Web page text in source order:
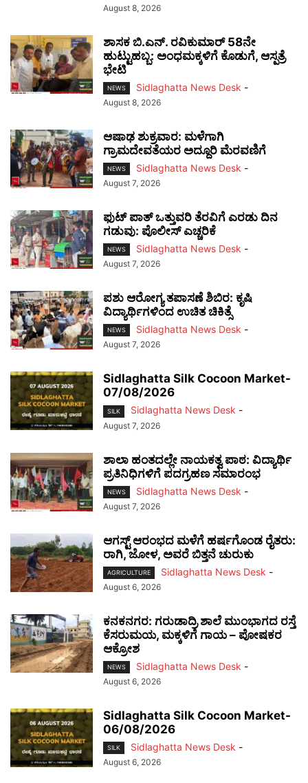
August 8, 2026
ಶಾಸಕ ಬಿ.ಎನ್. ರವಿಕುಮಾರ್ 58ನೇ
ಹುಟ್ಟುಹಬ್ಬ: ಅಂಧಮಕ್ಕಳಿಗೆ ಕೊಡುಗೆ, ಆಸ್ಪತ್ರೆ
ಭೇಟಿ
NEWS Sidlaghatta News Desk -
August 8, 2026
ಆಷಾಢ ಶುಕ್ರವಾರ: ಮಳೆಗಾಗಿ
ಗ್ರಾಮದೇವತೆಯರ ಅದ್ದೂರಿ ಮೆರವಣಿಗೆ
NEWS Sidlaghatta News Desk -
August 7, 2026
ಫುಟ್‌ ಪಾತ್ ಒತ್ತುವರಿ ತೆರವಿಗೆ ಎರಡು ದಿನ
ಗಡುವು: ಪೊಲೀಸ್ ಎಚ್ಚರಿಕೆ
NEWS Sidlaghatta News Desk -
August 7, 2026
ಪಶು ಆರೋಗ್ಯ ತಪಾಸಣೆ ಶಿಬಿರ: ಕೃಷಿ
ವಿದ್ಯಾರ್ಥಿಗಳಿಂದ ಉಚಿತ ಚಿಕಿತ್ಸೆ
NEWS Sidlaghatta News Desk -
August 7, 2026
Sidlaghatta Silk Cocoon Market-
07/08/2026
SILK Sidlaghatta News Desk -
August 7, 2026
ಶಾಲಾ ಹಂತದಲ್ಲೇ ನಾಯಕತ್ವ ಪಾಠ: ವಿದ್ಯಾರ್ಥಿ
ಪ್ರತಿನಿಧಿಗಳಿಗೆ ಪದಗ್ರಹಣ ಸಮಾರಂಭ
NEWS Sidlaghatta News Desk -
August 7, 2026
ಆಗಸ್ಟ್ ಆರಂಭದ ಮಳೆಗೆ ಹರ್ಷಗೊಂಡ ರೈತರು:
ರಾಗಿ, ಜೋಳ, ಅವರೆ ಬಿತ್ತನೆ ಚುರುಕು
AGRICULTURE Sidlaghatta News Desk -
August 6, 2026
ಕನಕನಗರ: ಗರುಡಾದ್ರಿ ಶಾಲೆ ಮುಂಭಾಗದ ರಸ್ತೆ
ಕೆಸರುಮಯ, ಮಕ್ಕಳಿಗೆ ಗಾಯ – ಪೋಷಕರ
ಆಕ್ರೋಶ
NEWS Sidlaghatta News Desk -
August 6, 2026
Sidlaghatta Silk Cocoon Market-
06/08/2026
SILK Sidlaghatta News Desk -
August 6, 2026